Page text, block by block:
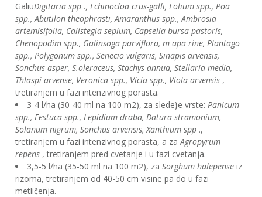
GaliuDigitaria spp ., Echinocloa crus-galli, Lolium spp., Poa
spp., Abutilon theophrasti, Amaranthus spp., Ambrosia
artemisifolia, Calistegia sepium, Capsella bursa pastoris,
Chenopodim spp., Galinsoga parviflora, m apa rine, Plantago
spp., Polygonum spp., Senecio vulgaris, Sinapis arvensis,
Sonchus asper, S.oleraceus, Stachys annua, Stellaria media,
Thlaspi arvense, Veronica spp., Vicia spp., Viola arvensis ,
tretiranjem u fazi intenzivnog porasta.
3-4 l/ha (30-40 ml na 100 m2), za slede}e vrste: Panicum
spp., Festuca spp., Lepidium draba, Datura stramonium,
Solanum nigrum, Sonchus arvensis, Xanthium spp .,
tretiranjem u fazi intenzivnog porasta, a za Agropyrum
repens , tretiranjem pred cvetanje i u fazi cvetanja.
3,5-5 l/ha (35-50 ml na 100 m2), za Sorghum halepense iz
rizoma, tretiranjem od 40-50 cm visine pa do u fazi
metličenja.